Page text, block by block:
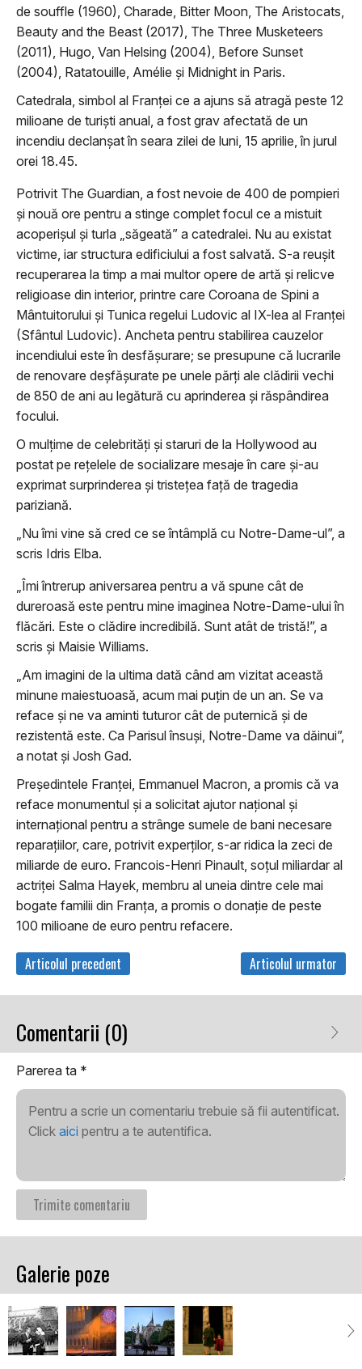
de souffle (1960), Charade, Bitter Moon, The Aristocats,
Beauty and the Beast (2017), The Three Musketeers
(2011), Hugo, Van Helsing (2004), Before Sunset
(2004), Ratatouille, Amélie şi Midnight in Paris.
Catedrala, simbol al Franței ce a ajuns să atragă peste 12
milioane de turişti anual, a fost grav afectată de un
incendiu declanşat în seara zilei de luni, 15 aprilie, în jurul
orei 18.45.
Potrivit The Guardian, a fost nevoie de 400 de pompieri
şi nouă ore pentru a stinge complet focul ce a mistuit
acoperişul şi turla „săgeată” a catedralei. Nu au existat
victime, iar structura edificiului a fost salvată. S-a reuşit
recuperarea la timp a mai multor opere de artă şi relicve
religioase din interior, printre care Coroana de Spini a
Mântuitorului și Tunica regelui Ludovic al IX-lea al Franţei
(Sfântul Ludovic). Ancheta pentru stabilirea cauzelor
incendiului este în desfăşurare; se presupune că lucrarile
de renovare deşfăşurate pe unele părţi ale clădirii vechi
de 850 de ani au legătură cu aprinderea şi răspândirea
focului.
O mulţime de celebrităţi şi staruri de la Hollywood au
postat pe reţelele de socializare mesaje în care şi-au
exprimat surprinderea şi tristeţea faţă de tragedia
pariziană.
„Nu îmi vine să cred ce se întâmplă cu Notre-Dame-ul”, a
scris Idris Elba.
„Îmi întrerup aniversarea pentru a vă spune cât de
dureroasă este pentru mine imaginea Notre-Dame-ului în
flăcări. Este o clădire incredibilă. Sunt atât de tristă!”, a
scris şi Maisie Williams.
„Am imagini de la ultima dată când am vizitat această
minune maiestuoasă, acum mai puţin de un an. Se va
reface şi ne va aminti tuturor cât de puternică şi de
rezistentă este. Ca Parisul însuşi, Notre-Dame va dăinui”,
a notat şi Josh Gad.
Preşedintele Franţei, Emmanuel Macron, a promis că va
reface monumentul şi a solicitat ajutor naţional şi
internaţional pentru a strânge sumele de bani necesare
reparaţiilor, care, potrivit experţilor, s-ar ridica la zeci de
miliarde de euro. Francois-Henri Pinault, soţul miliardar al
actriţei Salma Hayek, membru al uneia dintre cele mai
bogate familii din Franţa, a promis o donaţie de peste
100 milioane de euro pentru refacere.
Articolul precedent Articolul urmator
Comentarii (0)
Parerea ta *
Pentru a scrie un comentariu trebuie să fii autentificat.
Click aici pentru a te autentifica.
Galerie poze